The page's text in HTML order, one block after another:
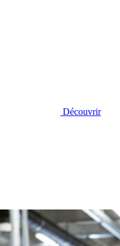
Découvrir